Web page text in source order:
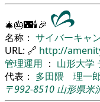
🎄🎂🌃🕯🎉
名称： サイバーキャ
URL: 🔗 http://
管理運用 ： 山形大学
代表： 多田隈 理一
〒992-8510 山形県米